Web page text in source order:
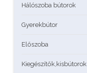
Hálószoba bútorok
Gyerekbútor
Előszoba
Kiegészítők,kisbútorok